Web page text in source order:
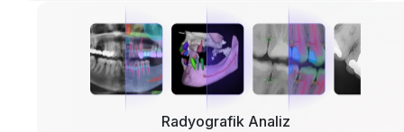
Radyografik Analiz